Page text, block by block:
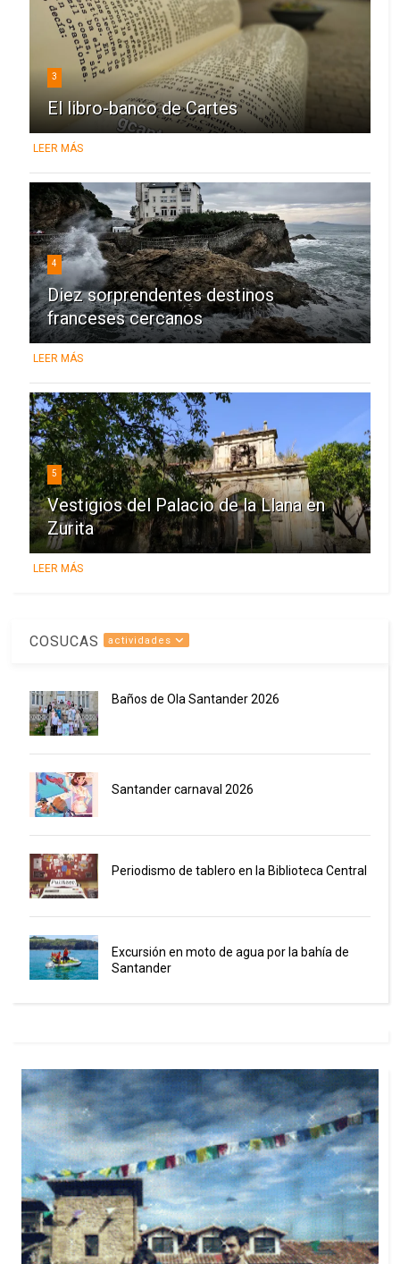
3
El libro-banco de Cartes
LEER MÁS
4
Diez sorprendentes destinos
franceses cercanos
LEER MÁS
5
Vestigios del Palacio de la Llana en
Zurita
LEER MÁS
COSUCAS actividades
Baños de Ola Santander 2026
Santander carnaval 2026
Periodismo de tablero en la Biblioteca Central
Excursión en moto de agua por la bahía de
Santander